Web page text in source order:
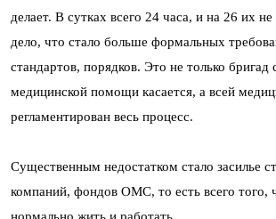
делает. В сутках всего 24 часа, и на 26 их
дело, что стало больше формальных
стандартов, порядков. Это не только бригад
медицинской помощи касается, а всей
регламентирован весь процесс.
Существенным недостатком стало засилье
компаний, фондов ОМС, то есть всего того,
нормально жить и работать.